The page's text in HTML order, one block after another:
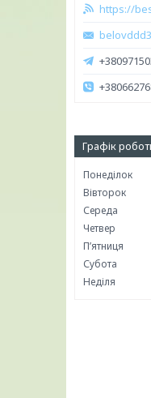
https://
Графік
Понеділок
Вівторок
Середа
Четвер
Пʼятниця
Субота
Неділя